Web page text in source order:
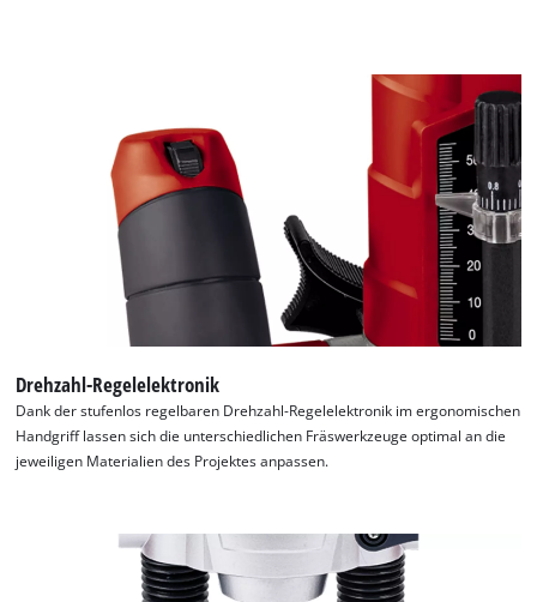
Wir benötigen deine Zustimmung, um
Google Maps laden zu können!
This content is not permitted to load due
to trackers that are not disclosed to the
visitor. The website owner needs to setup
Powered byUsercentrics Consent
Management Platform
Drehzahl-Regelelektronik
Dank der stufenlos regelbaren Drehzahl-Regelelektronik im ergonomischen
Handgriff lassen sich die unterschiedlichen Fräswerkzeuge optimal an die
jeweiligen Materialien des Projektes anpassen.